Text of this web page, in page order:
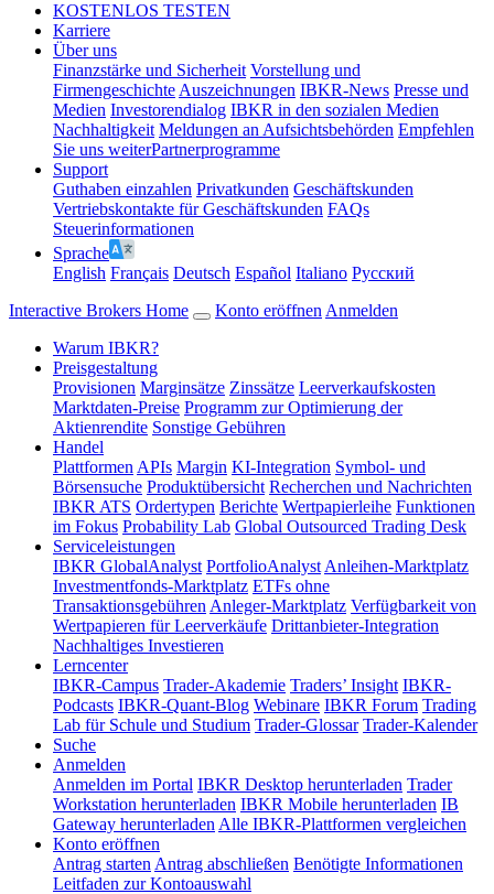
KOSTENLOS TESTEN
Karriere
Über uns
Finanzstärke und Sicherheit Vorstellung und
Firmengeschichte Auszeichnungen IBKR-News Presse und
Medien Investorendialog IBKR in den sozialen Medien
Nachhaltigkeit Meldungen an Aufsichtsbehörden Empfehlen
Sie uns weiterPartnerprogramme
Support
Guthaben einzahlen Privatkunden Geschäftskunden
Vertriebskontakte für Geschäftskunden FAQs
Steuerinformationen
Sprache
English Français Deutsch Español Italiano Pусский
Interactive Brokers Home
Konto eröffnen Anmelden
Warum IBKR?
Preisgestaltung
Provisionen Marginsätze Zinssätze Leerverkaufskosten
Marktdaten-Preise Programm zur Optimierung der
Aktienrendite Sonstige Gebühren
Handel
Plattformen APIs Margin KI-Integration Symbol- und
Börsensuche Produktübersicht Recherchen und Nachrichten
IBKR ATS Ordertypen Berichte Wertpapierleihe Funktionen
im Fokus Probability Lab Global Outsourced Trading Desk
Serviceleistungen
IBKR GlobalAnalyst PortfolioAnalyst Anleihen-Marktplatz
Investmentfonds-Marktplatz ETFs ohne
Transaktionsgebühren Anleger-Marktplatz Verfügbarkeit von
Wertpapieren für Leerverkäufe Drittanbieter-Integration
Nachhaltiges Investieren
Lerncenter
IBKR-Campus Trader-Akademie Traders’ Insight IBKR-
Podcasts IBKR-Quant-Blog Webinare IBKR Forum Trading
Lab für Schule und Studium Trader-Glossar Trader-Kalender
Suche
Anmelden
Anmelden im Portal IBKR Desktop herunterladen Trader
Workstation herunterladen IBKR Mobile herunterladen IB
Gateway herunterladen Alle IBKR-Plattformen vergleichen
Konto eröffnen
Antrag starten Antrag abschließen Benötigte Informationen
Leitfaden zur Kontoauswahl